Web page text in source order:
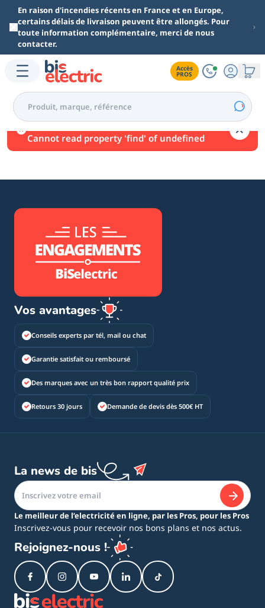
Aller au contenu principal
En raison d'incendies récents en France et en Europe,
certains délais de livraison peuvent être allongés. Pour
toute information complémentaire, merci de nous
contacter.
Accès
PROS
Une erreur est survenue.
Cannot read property 'find' of undefined
Vos avantages
Conseils experts par tél, mail ou chat
Garantie satisfait ou remboursé
Des marques avec un très bon rapport qualité prix
Retours 30 jours Demande de devis dès 500€ HT
La news de bis
Le meilleur de l’electricité en ligne, par les Pros, pour les Pros
Inscrivez-vous pour recevoir nos bons plans et nos actus.
Rejoignez-nous !